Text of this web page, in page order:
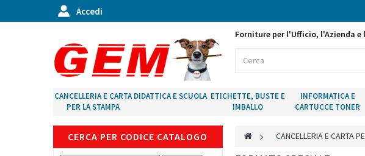
Accedi
Forniture per l'Ufficio, l'Azienda
CANCELLERIA E CARTA
PER LA STAMPA
DIDATTICA E SCUOLA ETICHETTE, BUSTE E
IMBALLO
INFORMATICA E
CARTUCCE TONER
CERCA PER CODICE CATALOGO > CANCELLERIA E CARTA